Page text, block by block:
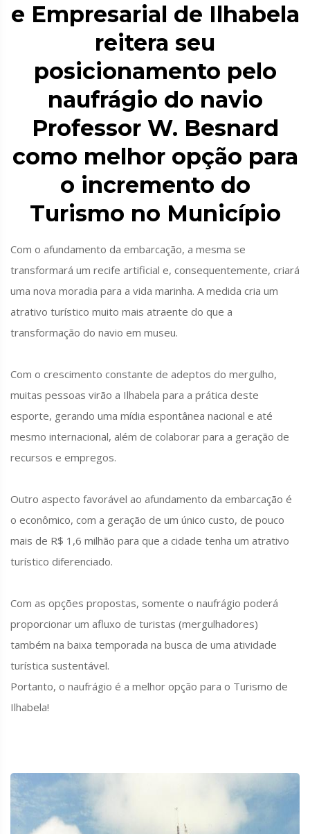
e Empresarial de Ilhabela
reitera seu
posicionamento pelo
naufrágio do navio
Professor W. Besnard
como melhor opção para
o incremento do
Turismo no Município
Com o afundamento da embarcação, a mesma se
transformará um recife artificial e, consequentemente, criará
uma nova moradia para a vida marinha. A medida cria um
atrativo turístico muito mais atraente do que a
transformação do navio em museu.
Com o crescimento constante de adeptos do mergulho,
muitas pessoas virão a Ilhabela para a prática deste
esporte, gerando uma mídia espontânea nacional e até
mesmo internacional, além de colaborar para a geração de
recursos e empregos.
Outro aspecto favorável ao afundamento da embarcação é
o econômico, com a geração de um único custo, de pouco
mais de R$ 1,6 milhão para que a cidade tenha um atrativo
turístico diferenciado.
Com as opções propostas, somente o naufrágio poderá
proporcionar um afluxo de turistas (mergulhadores)
também na baixa temporada na busca de uma atividade
turística sustentável.
Portanto, o naufrágio é a melhor opção para o Turismo de
Ilhabela!